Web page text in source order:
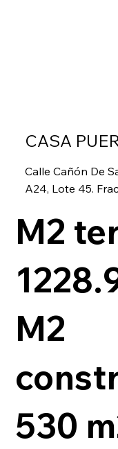
CASA
Calle Cañón De
A24, Lote 45.
M2
M2
530